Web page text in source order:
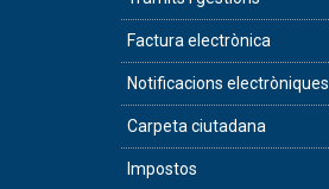
Factura electrònica
Notificacions electròniques
Carpeta ciutadana
Impostos